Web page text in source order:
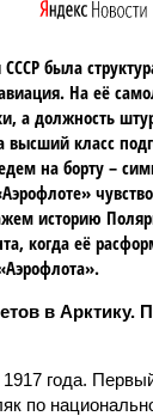
была
На её
а должность
высший класс
на борту –
историю
когда её
в Арктику.
года.
по